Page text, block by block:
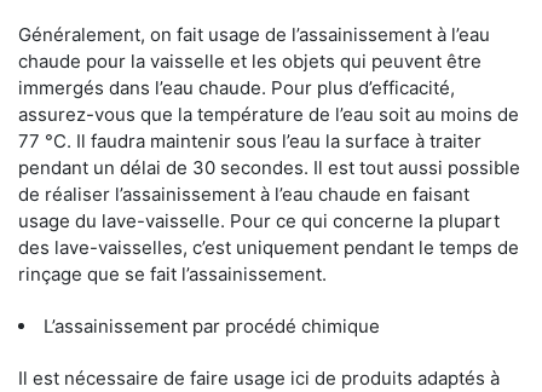
Généralement, on fait usage de l’assainissement à l’eau
chaude pour la vaisselle et les objets qui peuvent être
immergés dans l’eau chaude. Pour plus d’efficacité,
assurez-vous que la température de l’eau soit au moins de
77 °C. Il faudra maintenir sous l’eau la surface à traiter
pendant un délai de 30 secondes. Il est tout aussi possible
de réaliser l’assainissement à l’eau chaude en faisant
usage du lave-vaisselle. Pour ce qui concerne la plupart
des lave-vaisselles, c’est uniquement pendant le temps de
rinçage que se fait l’assainissement.
L’assainissement par procédé chimique
Il est nécessaire de faire usage ici de produits adaptés à